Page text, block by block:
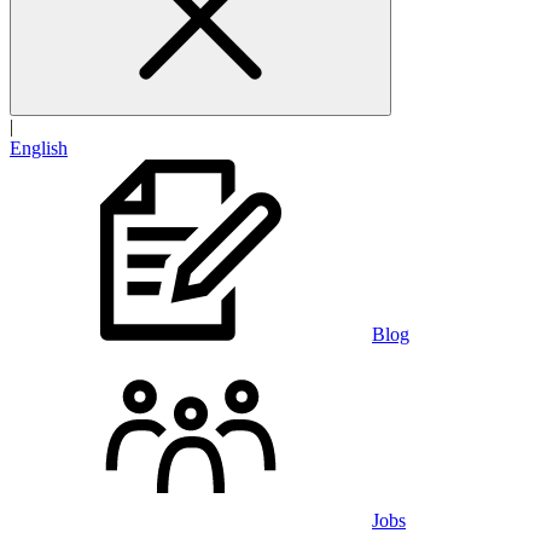
|
English
Blog
Jobs